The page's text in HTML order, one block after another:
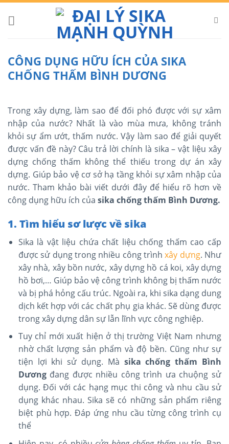
Skip
CÔNG DỤNG HỮU ÍCH CỦA SIKA
CHỐNG THẤM BÌNH DƯƠNG
Trong xây dựng, làm sao để đối phó được với sự xâm
nhập của nước? Nhất là vào mùa mưa, không tránh
khỏi sự ẩm ướt, thấm nước. Vậy làm sao để giải quyết
được vấn đề này? Câu trả lời chính là sika – vật liệu xây
dựng chống thấm không thể thiếu trong dự án xây
dựng. Giúp bảo vệ cơ sở hạ tầng khỏi sự xâm nhập của
nước. Tham khảo bài viết dưới đây để hiểu rõ hơn về
công dụng hữu ích của sika chống thấm Bình Dương.
1. Tìm hiểu sơ lược về sika
Sika là vật liệu chứa chất liệu chống thấm cao cấp
được sử dụng trong nhiều công trìnhxây dựng. Như
xây nhà, xây bồn nước, xây dựng hồ cá koi, xây dựng
hồ bơi,… Giúp bảo vệ công trình không bị thấm nước
và bị phá hỏng cấu trúc. Ngoài ra, khi sika dạng dung
dịch kết hợp với các chất phụ gia khác. Sẽ dùng được
trong xây dựng dân sự lẫn lĩnh vực công nghiệp.
Tuy chỉ mới xuất hiện ở thị trường Việt Nam nhưng
nhờ chất lượng sản phẩm và độ bền. Cũng như sự
tiện lợi khi sử dụng. Mà sika chống thấm Bình
Dươngđang được nhiều công trình ưa chuộng sử
dụng. Đối với các hạng mục thi công và nhu cầu sử
dụng khác nhau. Sika sẽ có những sản phẩm riêng
biệt phù hợp. Đáp ứng nhu cầu từng công trình cụ
thể